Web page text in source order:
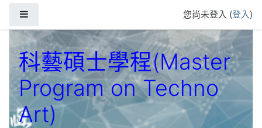
您尚未登入 (登入)
科藝碩士學程(Master
Program on Techno
Art)